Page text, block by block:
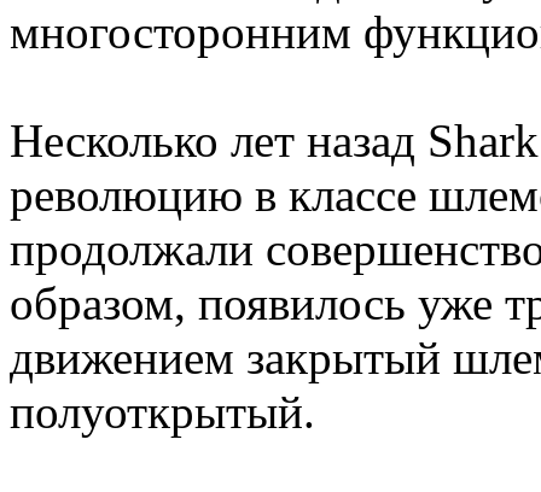
многосторонним
Несколько лет назад
революцию в классе
продолжали
образом, появилось уже
движением закрытый
полуоткрытый.